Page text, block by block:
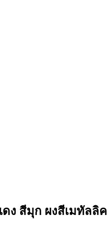
ดง สีมุก ผงสีเมทัลลิค